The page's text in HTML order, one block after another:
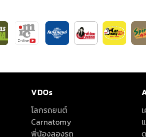
VDOs
โลกรถยนต์
Carnatomy
พี่น้องลองรถ